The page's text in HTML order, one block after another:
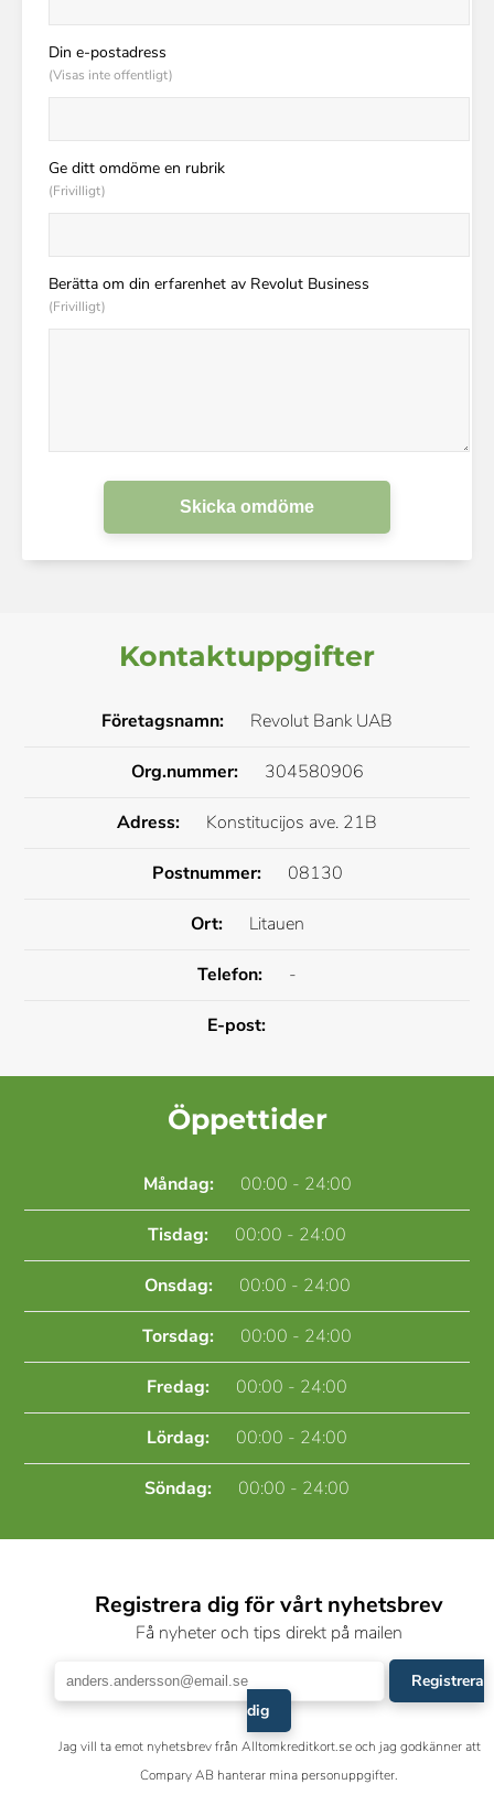
Din e-postadress
(Visas inte offentligt)
Ge ditt omdöme en rubrik
(Frivilligt)
Berätta om din erfarenhet av Revolut Business
(Frivilligt)
Skicka omdöme
Kontaktuppgifter
Företagsnamn: Revolut Bank UAB
Org.nummer: 304580906
Adress: Konstitucijos ave. 21B
Postnummer: 08130
Ort: Litauen
Telefon: -
E-post:
Öppettider
Måndag: 00:00 - 24:00
Tisdag: 00:00 - 24:00
Onsdag: 00:00 - 24:00
Torsdag: 00:00 - 24:00
Fredag: 00:00 - 24:00
Lördag: 00:00 - 24:00
Söndag: 00:00 - 24:00
Registrera dig för vårt nyhetsbrev
Få nyheter och tips direkt på mailen
Registrera
dig
Jag vill ta emot nyhetsbrev från Alltomkreditkort.se och jag godkänner att
Compary AB hanterar mina personuppgifter.